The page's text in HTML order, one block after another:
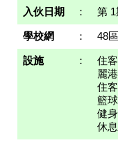
入伙日期 ： 第
學校網 ： 48
設施 ：
住
麗
住
籃
健
休